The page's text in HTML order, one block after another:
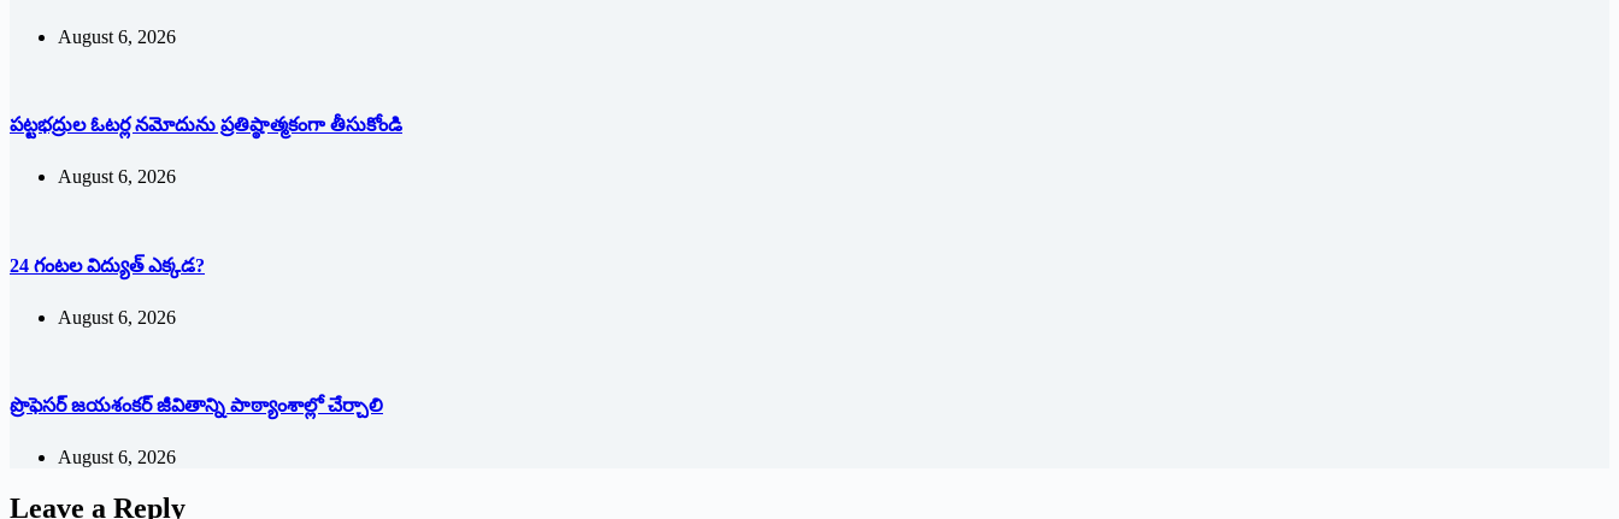
August 6, 2026
పట్టభద్రుల ఓటర్ల నమోదును ప్రతిష్ఠాత్మకంగా తీసుకోండి
August 6, 2026
24 గంటల విద్యుత్ ఎక్కడ?
August 6, 2026
ప్రొఫెసర్ జయశంకర్ జీవితాన్ని పాఠ్యాంశాల్లో చేర్చాలి
August 6, 2026
Leave a Reply